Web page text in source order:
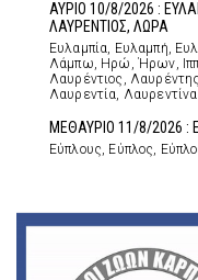
ΑΥΡΙΟ 10/8/2026 :
ΛΑΥΡΕΝΤΙΟΣ, ΛΩΡΑ
Ευλαμπία, Ευλαμπή,
Λάμπω, Ηρώ, Ήρων,
Λαυρέντιος,
Λαυρεντία, Λαυρεντίνα
ΜΕΘΑΥΡΙΟ 11/8/2026 :
Εύπλους, Εύπλος,